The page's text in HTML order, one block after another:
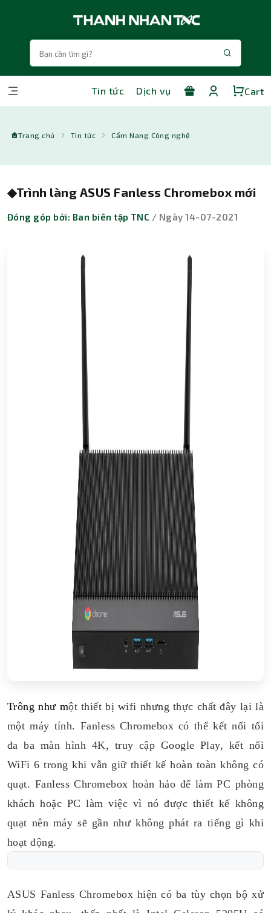
Tin tức Dịch vụ Cart
Trang chủ Tin tức Cẩm Nang Công nghệ
◆︎Trình làng ASUS Fanless Chromebox mới
Đóng góp bởi: Ban biên tập TNC / Ngày 14-07-2021
Trông như một thiết bị wifi nhưng thực chất đây lại là
một máy tính. Fanless Chromebox có thể kết nối tối
đa ba màn hình 4K, truy cập Google Play, kết nối
WiFi 6 trong khi vẫn giữ thiết kế hoàn toàn không có
quạt. Fanless Chromebox hoàn hảo để làm PC phòng
khách hoặc PC làm việc vì nó được thiết kế không
quạt nên máy sẽ gần như không phát ra tiếng gì khi
hoạt động.
ASUS Fanless Chromebox hiện có ba tùy chọn bộ xử